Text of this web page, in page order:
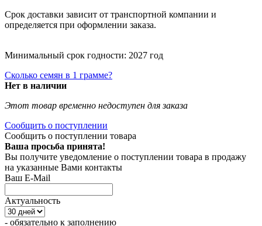
Срок доставки зависит от транспортной компании и
определяется при оформлении заказа.
Минимальный срок годности: 2027 год
Сколько семян в 1 грамме?
Нет в наличии
Этот товар временно недоступен для заказа
Сообщить о поступлении
Сообщить о поступлении товара
Ваша просьба принята!
Вы получите уведомление о поступлении товара в продажу
на указанные Вами контакты
Ваш E-Mail
Актуальность
- обязательно к заполнению